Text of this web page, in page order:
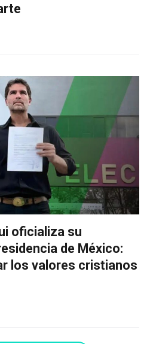
oficializa su
de México:
los valores cristianos